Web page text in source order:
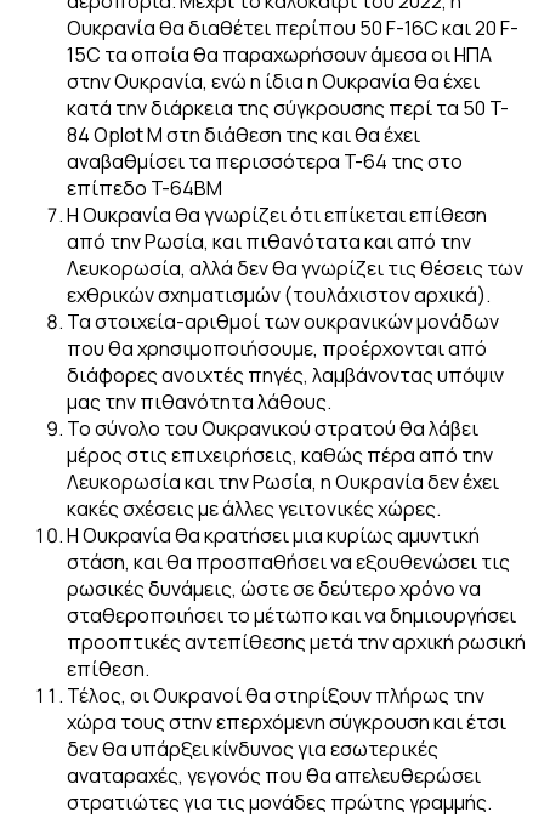
Ουκρανία θα διαθέτει περίπου 50 F-16C και 20 F-
15C τα οποία θα παραχωρήσουν άμεσα οι ΗΠΑ
στην Ουκρανία, ενώ η ίδια η Ουκρανία θα έχει
κατά την διάρκεια της σύγκρουσης περί τα 50 T-
84 Oplot M στη διάθεση της και θα έχει
αναβαθμίσει τα περισσότερα T-64 της στο
επίπεδο T-64BM
Η Ουκρανία θα γνωρίζει ότι επίκεται επίθεση
από την Ρωσία, και πιθανότατα και από την
Λευκορωσία, αλλά δεν θα γνωρίζει τις θέσεις των
εχθρικών σχηματισμών (τουλάχιστον αρχικά).
Τα στοιχεία-αριθμοί των ουκρανικών μονάδων
που θα χρησιμοποιήσουμε, προέρχονται από
διάφορες ανοιχτές πηγές, λαμβάνοντας υπόψιν
μας την πιθανότητα λάθους.
Το σύνολο του Ουκρανικού στρατού θα λάβει
μέρος στις επιχειρήσεις, καθώς πέρα από την
Λευκορωσία και την Ρωσία, η Ουκρανία δεν έχει
κακές σχέσεις με άλλες γειτονικές χώρες.
Η Ουκρανία θα κρατήσει μια κυρίως αμυντική
στάση, και θα προσπαθήσει να εξουθενώσει τις
ρωσικές δυνάμεις, ώστε σε δεύτερο χρόνο να
σταθεροποιήσει το μέτωπο και να δημιουργήσει
προοπτικές αντεπίθεσης μετά την αρχική ρωσική
επίθεση.
Τέλος, οι Ουκρανοί θα στηρίξουν πλήρως την
χώρα τους στην επερχόμενη σύγκρουση και έτσι
δεν θα υπάρξει κίνδυνος για εσωτερικές
αναταραχές, γεγονός που θα απελευθερώσει
στρατιώτες για τις μονάδες πρώτης γραμμής.